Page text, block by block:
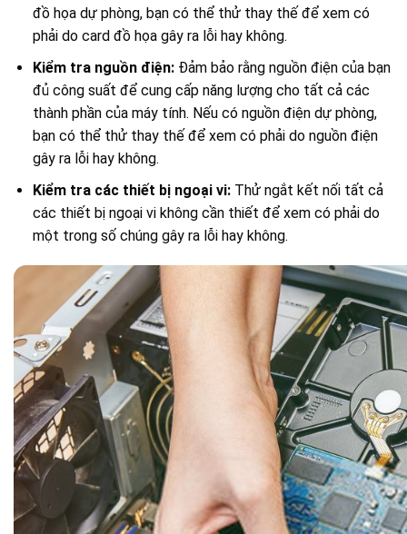
đồ họa dự phòng, bạn có thể thử thay thế để xem có
phải do card đồ họa gây ra lỗi hay không.
Kiểm tra nguồn điện:Đảm bảo rằng nguồn điện của bạn
đủ công suất để cung cấp năng lượng cho tất cả các
thành phần của máy tính. Nếu có nguồn điện dự phòng,
bạn có thể thử thay thế để xem có phải do nguồn điện
gây ra lỗi hay không.
Kiểm tra các thiết bị ngoại vi:Thử ngắt kết nối tất cả
các thiết bị ngoại vi không cần thiết để xem có phải do
một trong số chúng gây ra lỗi hay không.